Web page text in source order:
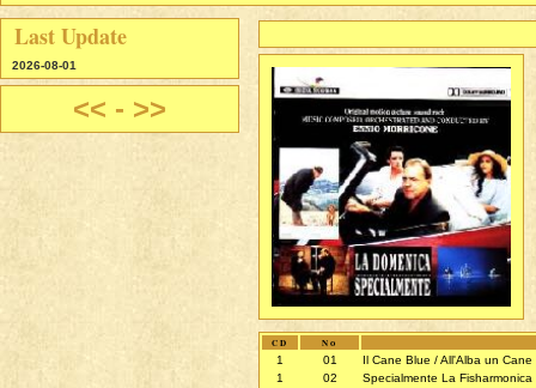
CD No
1 01
Il Cane Blue / All'Alba un Cane
1
02
Specialmente La Fisharmonica
Last Update
2026-08-01
<< - >>